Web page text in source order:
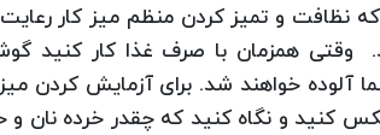
نظافت و تمیز کردن منظم میز کار
وقتی همزمان با صرف غذا کار کنید
آلوده خواهند شد. برای آزمایش کردن
کنید و نگاه کنید که چقدر خرده نان و